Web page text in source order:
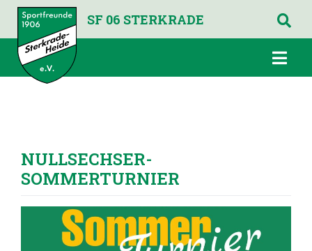
SF 06 STERKRADE
NULLSECHSER-
SOMMERTURNIER